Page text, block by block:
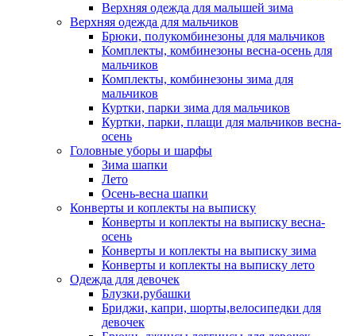
Верхняя одежда для малышей зима
Верхняя одежда для мальчиков
Брюки, полукомбинезоны для мальчиков
Комплекты, комбинезоны весна-осень для
мальчиков
Комплекты, комбинезоны зима для
мальчиков
Куртки, парки зима для мальчиков
Куртки, парки, плащи для мальчиков весна-
осень
Головные уборы и шарфы
Зима шапки
Лето
Осень-весна шапки
Конверты и коплекты на выписку
Конверты и коплекты на выписку весна-
осень
Конверты и коплекты на выписку зима
Конверты и коплекты на выписку лето
Одежда для девочек
Блузки,рубашки
Бриджи, капри, шорты,велосипедки для
девочек